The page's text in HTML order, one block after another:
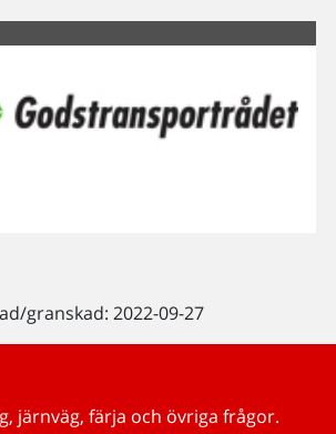
granskad: 2022-09-27
järnväg, färja och övriga frågor.